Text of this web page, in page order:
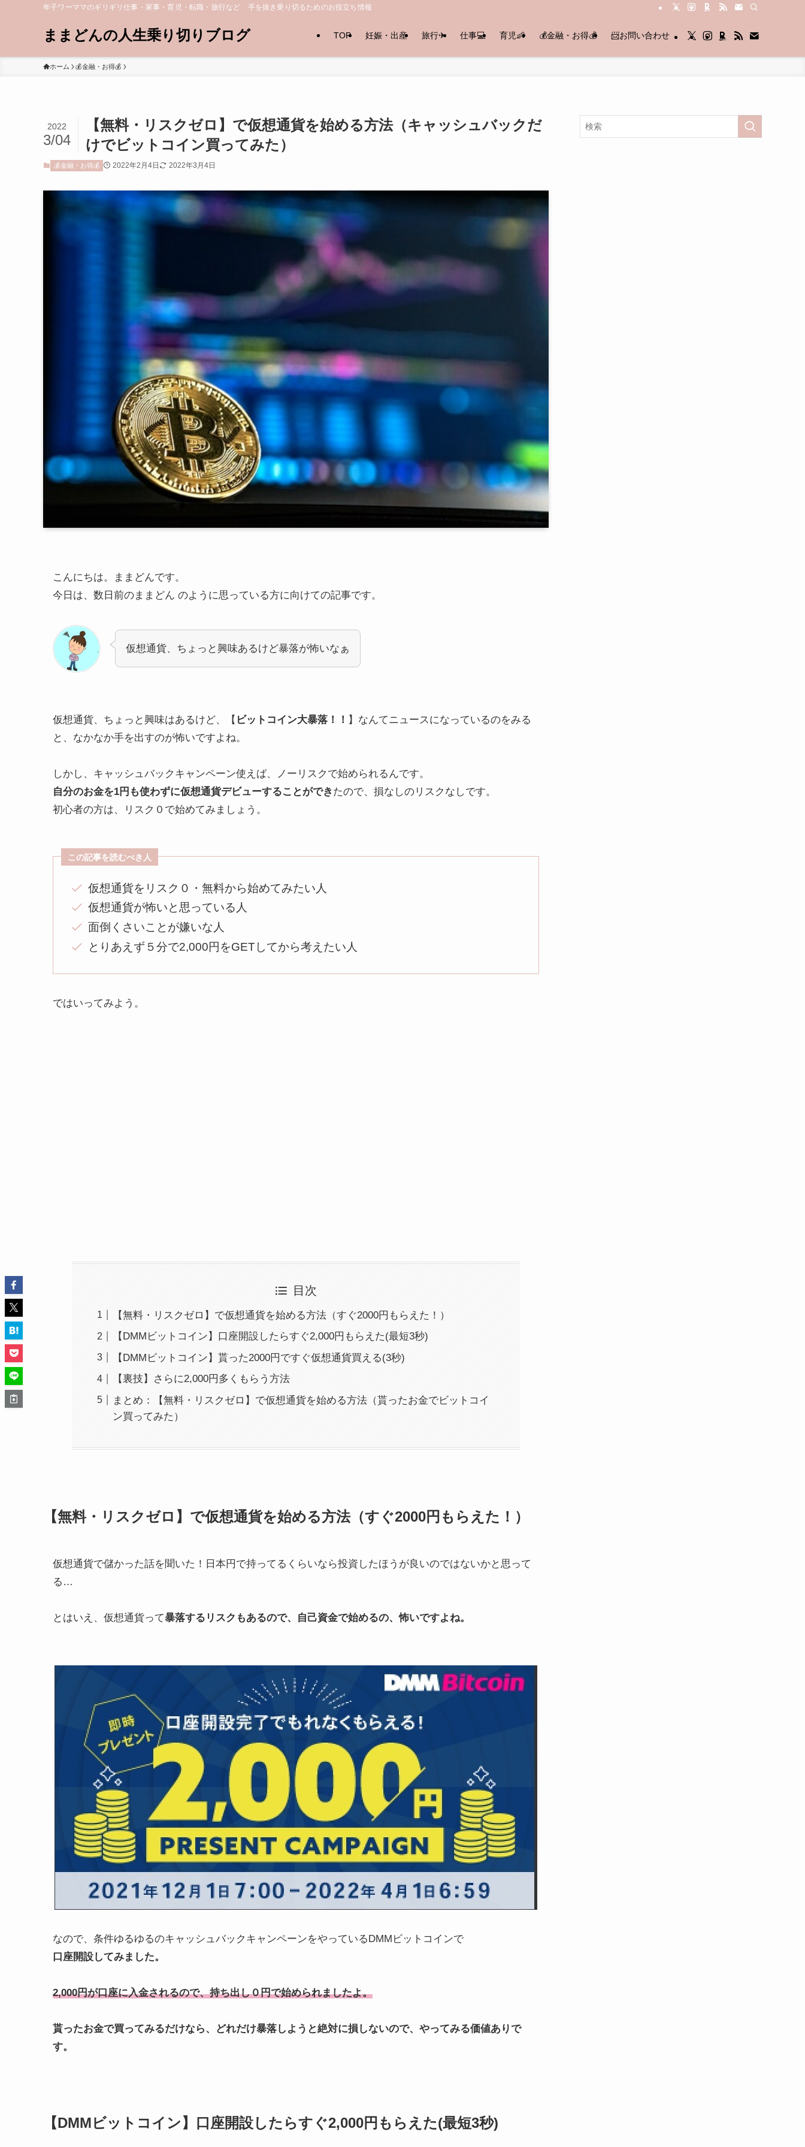
年子ワーママのギリギリ仕事・家事・育児・転職・旅行など 手を抜き乗り切るためのお役立ち情報
ままどんの人生乗り切りブログ TOP 妊娠・出産 旅行✈︎ 仕事💻 育児👶 💰金融・お得💰 📨お問い合わせ
ホーム 💰金融・お得💰
【無料・リスクゼロ】で仮想通貨を始める方法（キャッシュバックだ
けでビットコイン買ってみた）
2022
3/04
💰金融・お得💰 2022年2月4日 2022年3月4日
こんにちは。ままどんです。
今日は、数日前のままどん のように思っている方に向けての記事です。
仮想通貨、ちょっと興味あるけど暴落が怖いなぁ
仮想通貨、ちょっと興味はあるけど、【 ビットコイン大暴落！！ 】なんてニュースになっているのをみる
と、なかなか手を出すのが怖いですよね。
しかし、キャッシュバックキャンペーン使えば、ノーリスクで始められるんです。
自分のお金を1円も使わずに仮想通貨デビューすることができ たので、損なしのリスクなしです。
初心者の方は、リスク０で始めてみましょう。
この記事を読むべき人
仮想通貨をリスク０・無料から始めてみたい人
仮想通貨が怖いと思っている人
面倒くさいことが嫌いな人
とりあえず５分で2,000円をGETしてから考えたい人
ではいってみよう。
目次
【無料・リスクゼロ】で仮想通貨を始める方法（すぐ2000円もらえた！）
【DMMビットコイン】口座開設したらすぐ2,000円もらえた(最短3秒)
【DMMビットコイン】貰った2000円ですぐ仮想通貨買える(3秒)
【裏技】さらに2,000円多くもらう方法
まとめ：【無料・リスクゼロ】で仮想通貨を始める方法（貰ったお金でビットコイ
ン買ってみた）
【無料・リスクゼロ】で仮想通貨を始める方法（すぐ2000円もらえた！）
仮想通貨で儲かった話を聞いた！日本円で持ってるくらいなら投資したほうが良いのではないかと思って
る…
とはいえ、仮想通貨って暴落するリスクもあるので、自己資金で始めるの、怖いですよね。
なので、条件ゆるゆるのキャッシュバックキャンペーンをやっているDMMビットコインで
口座開設してみました。
2,000円が口座に入金されるので、持ち出し０円で始められましたよ。
貰ったお金で買ってみるだけなら、どれだけ暴落しようと絶対に損しないので、やってみる価値ありで
す。
【DMMビットコイン】口座開設したらすぐ2,000円もらえた(最短3秒)